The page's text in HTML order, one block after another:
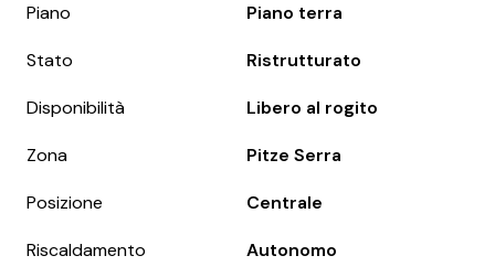
Piano Piano terra
Stato Ristrutturato
Disponibilità Libero al rogito
Zona Pitze Serra
Posizione Centrale
Riscaldamento Autonomo